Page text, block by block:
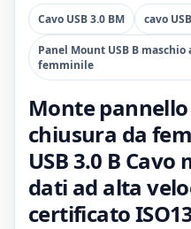
Cavo USB 3.0 BM cavo
Panel Mount USB B
femminile
Monte pannello
chiusura da
USB 3.0 B
dati ad alta
certificato